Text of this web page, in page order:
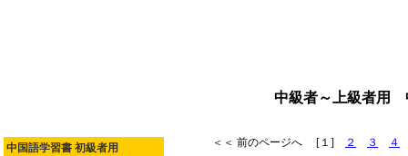
中級者～上級者用
中国語学習書 初級者用
＜＜ 前のページへ [１] ２ ３ ４